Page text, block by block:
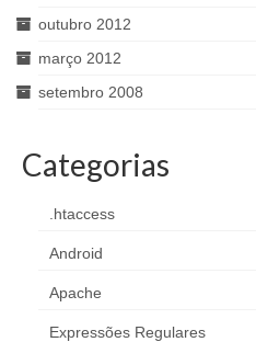
outubro 2012
março 2012
setembro 2008
Categorias
.htaccess
Android
Apache
Expressões Regulares